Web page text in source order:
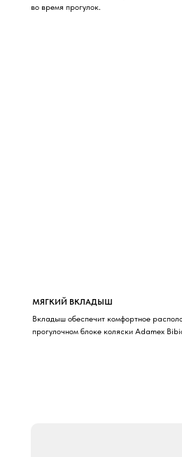
во время прогулок.
Вкладыш обеспечит комфортное
прогулочном блоке коляски Adamex
МЯГКИЙ ВКЛАДЫШ